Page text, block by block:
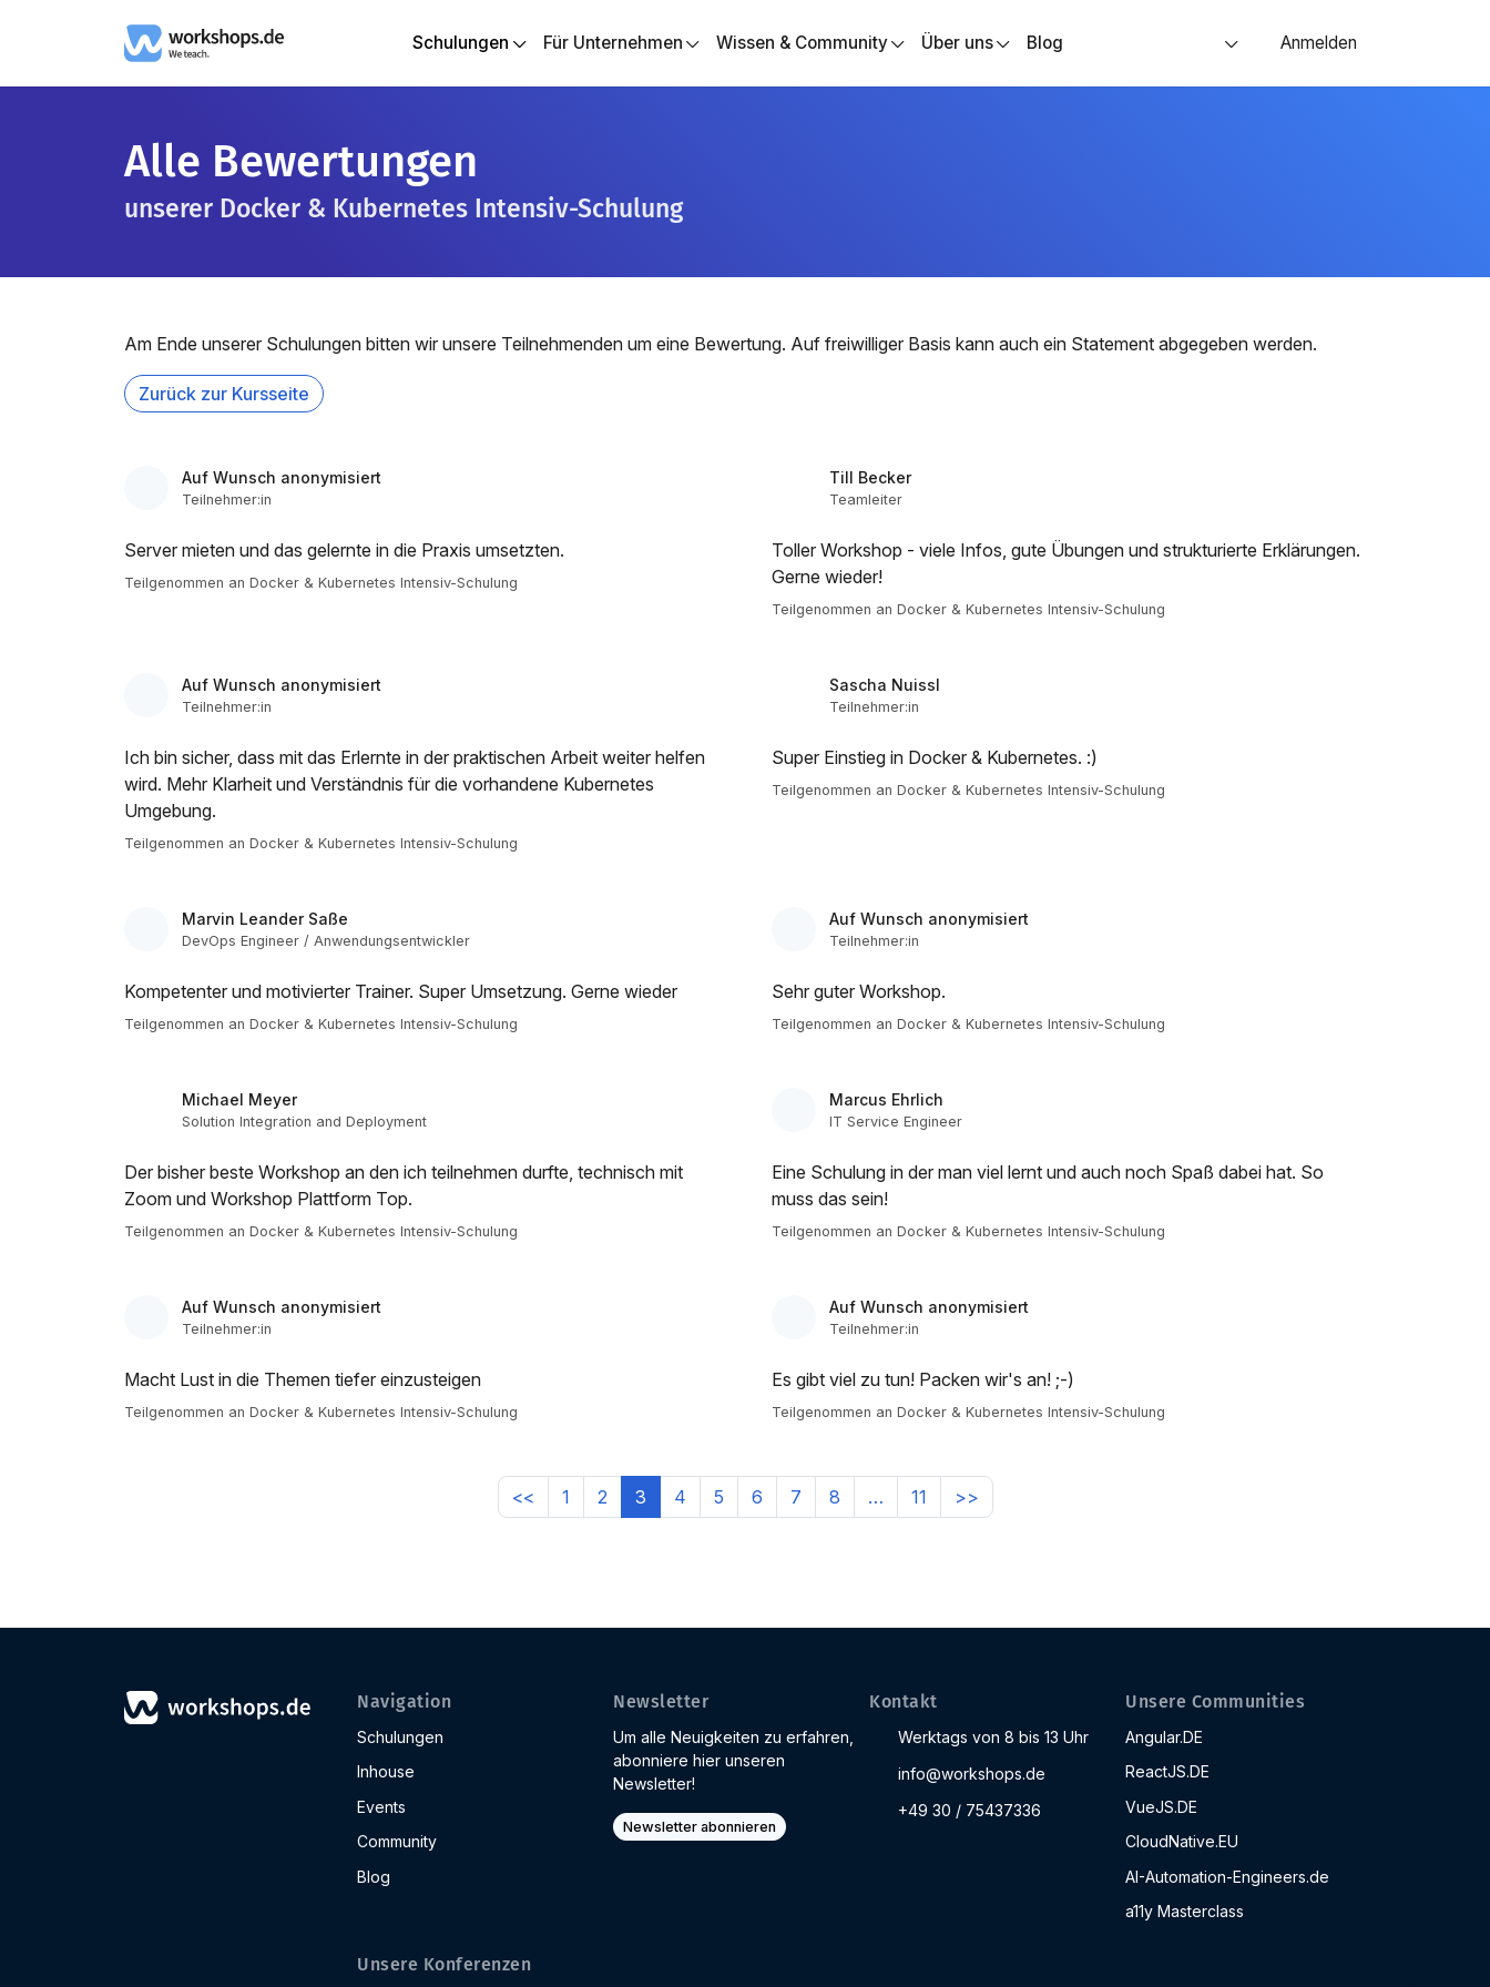
Schulungen Für Unternehmen Wissen & Community Über uns Blog Anmelden
Alle Bewertungen
unserer Docker & Kubernetes Intensiv-Schulung
Am Ende unserer Schulungen bitten wir unsere Teilnehmenden um eine Bewertung. Auf freiwilliger Basis kann auch ein Statement abgegeben werden.
Zurück zur Kursseite
Auf Wunsch anonymisiert
Teilnehmer:in
Server mieten und das gelernte in die Praxis umsetzten.
Teilgenommen an Docker & Kubernetes Intensiv-Schulung
Till Becker
Teamleiter
Toller Workshop - viele Infos, gute Übungen und strukturierte Erklärungen.
Gerne wieder!
Teilgenommen an Docker & Kubernetes Intensiv-Schulung
Auf Wunsch anonymisiert
Teilnehmer:in
Ich bin sicher, dass mit das Erlernte in der praktischen Arbeit weiter helfen
wird. Mehr Klarheit und Verständnis für die vorhandene Kubernetes
Umgebung.
Teilgenommen an Docker & Kubernetes Intensiv-Schulung
Sascha Nuissl
Teilnehmer:in
Super Einstieg in Docker & Kubernetes. :)
Teilgenommen an Docker & Kubernetes Intensiv-Schulung
Marvin Leander Saße
DevOps Engineer / Anwendungsentwickler
Kompetenter und motivierter Trainer. Super Umsetzung. Gerne wieder
Teilgenommen an Docker & Kubernetes Intensiv-Schulung
Auf Wunsch anonymisiert
Teilnehmer:in
Sehr guter Workshop.
Teilgenommen an Docker & Kubernetes Intensiv-Schulung
Michael Meyer
Solution Integration and Deployment
Der bisher beste Workshop an den ich teilnehmen durfte, technisch mit
Zoom und Workshop Plattform Top.
Teilgenommen an Docker & Kubernetes Intensiv-Schulung
Marcus Ehrlich
IT Service Engineer
Eine Schulung in der man viel lernt und auch noch Spaß dabei hat. So
muss das sein!
Teilgenommen an Docker & Kubernetes Intensiv-Schulung
Auf Wunsch anonymisiert
Teilnehmer:in
Macht Lust in die Themen tiefer einzusteigen
Teilgenommen an Docker & Kubernetes Intensiv-Schulung
Auf Wunsch anonymisiert
Teilnehmer:in
Es gibt viel zu tun! Packen wir's an! ;-)
Teilgenommen an Docker & Kubernetes Intensiv-Schulung
<< 1 2 3 4 5 6 7 8 … 11 >>
Navigation
Schulungen
Inhouse
Events
Community
Blog
Newsletter
Um alle Neuigkeiten zu erfahren,
abonniere hier unseren
Newsletter!
Newsletter abonnieren
Kontakt
Werktags von 8 bis 13 Uhr
info@workshops.de
+49 30 / 75437336
Unsere Communities
Angular.DE
ReactJS.DE
VueJS.DE
CloudNative.EU
AI-Automation-Engineers.de
a11y Masterclass
Unsere Konferenzen